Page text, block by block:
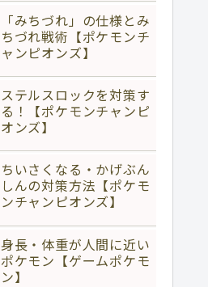
「みちづれ」の仕様とみ
ちづれ戦術【ポケモンチ
ャンピオンズ】
ステルスロックを対策す
る！【ポケモンチャンピ
オンズ】
ちいさくなる・かげぶん
しんの対策方法【ポケモ
ンチャンピオンズ】
身長・体重が人間に近い
ポケモン【ゲームポケモ
ン】